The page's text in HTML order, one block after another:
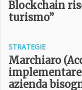
Blockchain
turismo”
STRATEGIE
Marchiaro
implementare
azienda